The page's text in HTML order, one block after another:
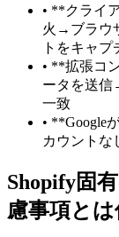
• **クライ
火→ブラウ
トをキャプ
• **拡張コ
ータを送信
一致
• **Google
カウントな
Shopify固
慮事項とは